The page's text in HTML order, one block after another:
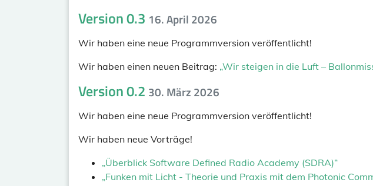
Version 0.3 16. April 2026
Wir haben eine neue Programmversion veröffentlicht!
Wir haben einen neuen Beitrag: „Wir steigen in die Luft –
Version 0.2 30. März 2026
Wir haben eine neue Programmversion veröffentlicht!
Wir haben neue Vorträge!
„Überblick Software Defined Radio Academy (SDRA)“
„Funken mit Licht - Theorie und Praxis mit dem Photonic